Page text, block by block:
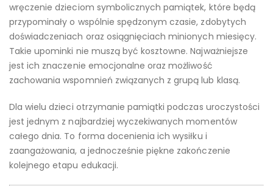
wręczenie dzieciom symbolicznych pamiątek, które będą
przypominały o wspólnie spędzonym czasie, zdobytych
doświadczeniach oraz osiągnięciach minionych miesięcy.
Takie upominki nie muszą być kosztowne. Najważniejsze
jest ich znaczenie emocjonalne oraz możliwość
zachowania wspomnień związanych z grupą lub klasą.
Dla wielu dzieci otrzymanie pamiątki podczas uroczystości
jest jednym z najbardziej wyczekiwanych momentów
całego dnia. To forma docenienia ich wysiłku i
zaangażowania, a jednocześnie piękne zakończenie
kolejnego etapu edukacji.